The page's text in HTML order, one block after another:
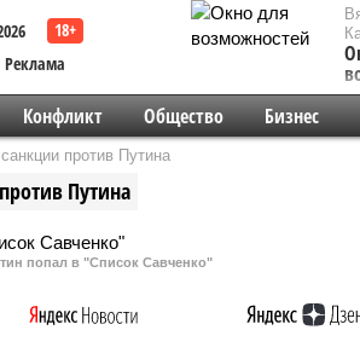
Реклама
Конфликт Общество Бизнес
против Путина
Путина
попал в "Список Савченко"